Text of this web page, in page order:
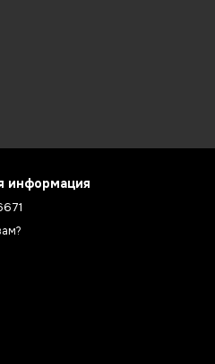
информация